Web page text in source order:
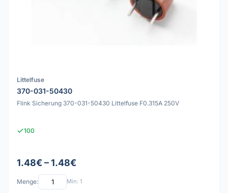
Littelfuse
370-031-50430
Flink Sicherung 370-031-50430 Littelfuse F0.315A 250V
100
1.48€ – 1.48€
Menge: Min: 1